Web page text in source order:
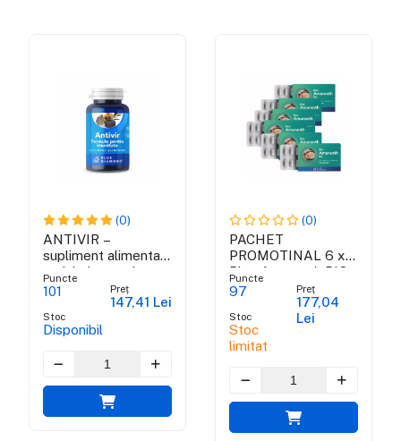
(0)
ANTIVIR –
supliment alimentar
antiviral cu acțiune
rapidă
Puncte
101
Stoc
Disponibil
Preț
147,41 Lei
(0)
PACHET
PROMOTINAL 6 x
Blue Amaranth BIO
Puncte
97
Stoc
Stoc
limitat
Preț
177,04
Lei